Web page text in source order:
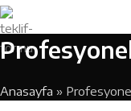
Anasayfa »